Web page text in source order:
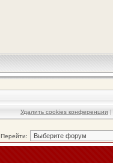
Удалить cookies конференции |
Перейти: